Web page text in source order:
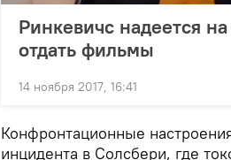
Ринкевичс надеется
отдать фильмы
14 ноября 2017, 16:41
Конфронтационные
инцидента в Солсбери, где